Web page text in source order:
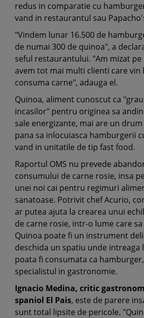
redus in comparatie cu
vand in restaurantul sau
"Vindem lunar 16.500 de
de numai 300 de quinoa", a
seful restaurantului. "Am mizat
avem tot mai multi clienti care vin
consuma carne", adauga el.
Quinoa, aliment cunoscut ca
incasilor" pentru originea sa
sale energizante, mai are un
pana sa inlocuiasca hamburgerii
vand in unitatile de tip fast food.
Raportul OMS nu prevede
consumului de carne rosie, insa
unei noi cai pentru regimuri
sanatoase. Potrivit chef Acurio,
ar putea ajuta la crearea unui
de carne rosie, intr-o lume care
Quinoa poate fi un instrument
deschida un spatiu unde intreaga
poata fi consumata ca
specialistul in gastronomie.
Ignacio Medina, critic
spaniol El Pais, este de parere
sunt total lipsite de pericole.